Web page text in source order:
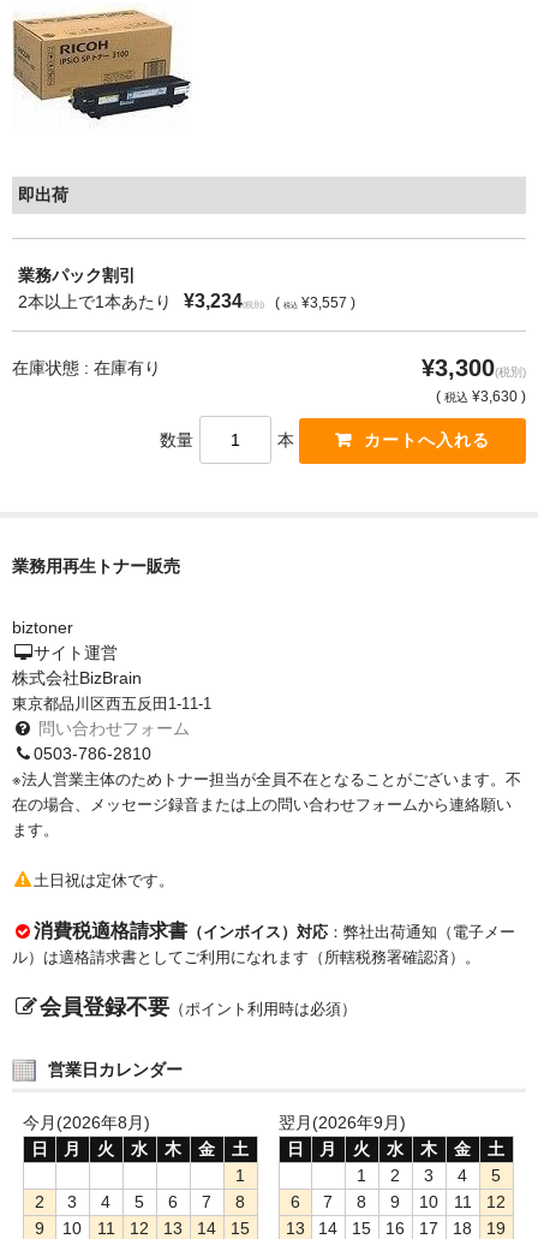
もっと安い販売店があります。何が違うのですか？
リサイクルトナーで経費削減
リサイクルトナーの選び方
全国発送・送料無料
見積書発行依頼
サイトマップ
即出荷
業務パック割引
2本以上で1本あたり
¥3,234(税別) ( 税込 ¥3,557 )
在庫状態 : 在庫有り ¥3,300(税別)
( 税込 ¥3,630 )
数量 本
業務用再生トナー販売
biztoner
サイト運営
株式会社BizBrain
東京都品川区西五反田1-11-1
問い合わせフォーム
0503-786-2810
※法人営業主体のためトナー担当が全員不在となることがございます。不
在の場合、メッセージ録音または上の問い合わせフォームから連絡願い
ます。
土日祝は定休です。
消費税適格請求書 （インボイス）対応 ：弊社出荷通知（電子メー
ル）は適格請求書としてご利用になれます（所轄税務署確認済）。
会員登録不要 （ポイント利用時は必須）
営業日カレンダー
今月(2026年8月)
日
月 火 水 木 金
土
1
2
3 4 5 6 7
8
9
10 11 12 13 14
15
翌月(2026年9月)
日
月 火 水 木 金
土
1
2 3 4
5
6
7 8 9 10 11
12
13
14 15 16 17 18
19